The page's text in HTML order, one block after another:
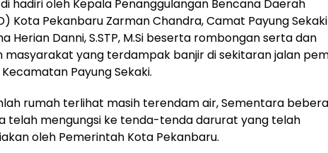
hadiri oleh Kepala Penanggulangan Bencana Daerah
Kota Pekanbaru Zarman Chandra, Camat Payung Sekaki
Herian Danni, S.STP, M.Si beserta rombongan serta dan
masyarakat yang terdampak banjir di sekitaran jalan
Payung Sekaki.
rumah terlihat masih terendam air, Sementara
telah mengungsi ke tenda-tenda darurat yang telah
oleh Pemerintah Kota Pekanbaru.